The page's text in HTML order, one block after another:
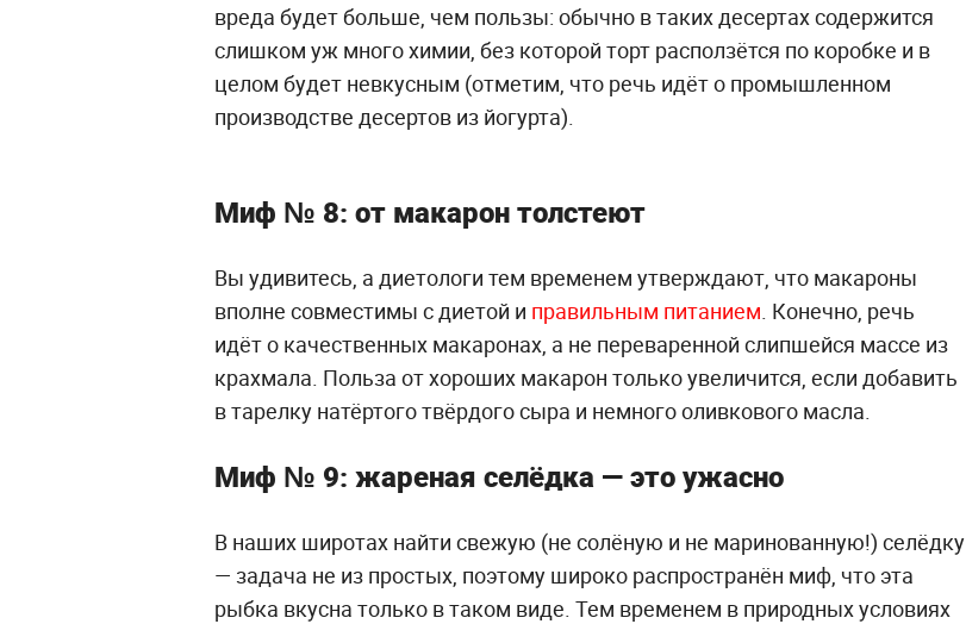
вреда будет больше, чем пользы: обычно в таких десертах содержится
слишком уж много химии, без которой торт расползётся по коробке и в
целом будет невкусным (отметим, что речь идёт о промышленном
производстве десертов из йогурта).
Миф № 8: от макарон толстеют
Вы удивитесь, а диетологи тем временем утверждают, что макароны
вполне совместимы с диетой и правильным питанием. Конечно, речь
идёт о качественных макаронах, а не переваренной слипшейся массе из
крахмала. Польза от хороших макарон только увеличится, если добавить
в тарелку натёртого твёрдого сыра и немного оливкового масла.
Миф № 9: жареная селёдка — это ужасно
В наших широтах найти свежую (не солёную и не маринованную!) селёдку
— задача не из простых, поэтому широко распространён миф, что эта
рыбка вкусна только в таком виде. Тем временем в природных условиях